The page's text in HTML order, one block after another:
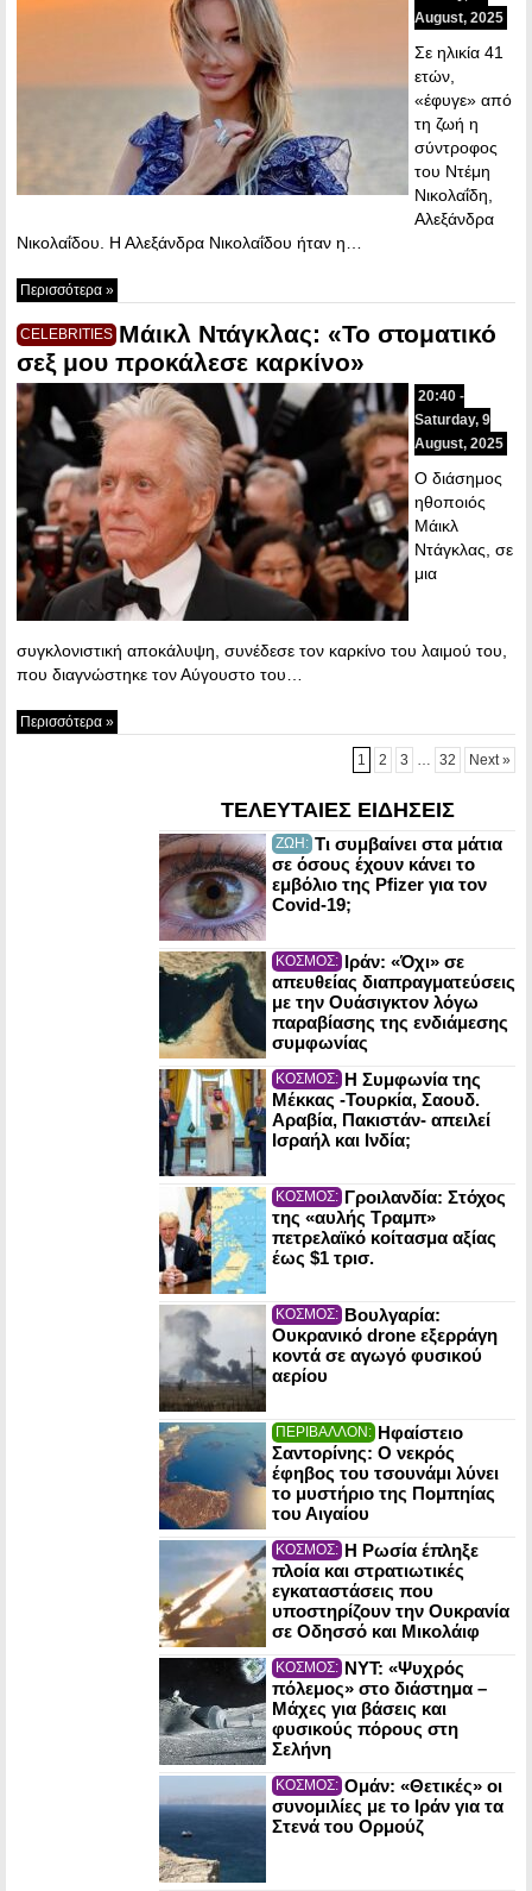
August, 2025
Σε ηλικία 41
ετών,
«έφυγε» από
τη ζωή η
σύντροφος
του Ντέμη
Νικολαΐδη,
Αλεξάνδρα
Νικολαΐδου. Η Αλεξάνδρα Νικολαΐδου ήταν η…
Περισσότερα »
CELEBRITIES Μάικλ Ντάγκλας: «Το στοματικό
σεξ μου προκάλεσε καρκίνο»
20:40 -
Saturday, 9
August, 2025
Ο διάσημος
ηθοποιός
Μάικλ
Ντάγκλας, σε
μια
συγκλονιστική αποκάλυψη, συνέδεσε τον καρκίνο του λαιμού του,
που διαγνώστηκε τον Αύγουστο του…
Περισσότερα »
1 2 3 32 Next »
ΤΕΛΕΥΤΑΙΕΣ ΕΙΔΗΣΕΙΣ
ΖΩΗ: Τι συμβαίνει στα μάτια
σε όσους έχουν κάνει το
εμβόλιο της Pfizer για τον
Covid-19;
ΚΟΣΜΟΣ: Ιράν: «Όχι» σε
απευθείας διαπραγματεύσεις
με την Ουάσιγκτον λόγω
παραβίασης της ενδιάμεσης
συμφωνίας
ΚΟΣΜΟΣ: Η Συμφωνία της
Μέκκας -Τουρκία, Σαουδ.
Αραβία, Πακιστάν- απειλεί
Ισραήλ και Ινδία;
ΚΟΣΜΟΣ: Γροιλανδία: Στόχος
της «αυλής Τραμπ»
πετρελαϊκό κοίτασμα αξίας
έως $1 τρισ.
ΚΟΣΜΟΣ: Βουλγαρία:
Ουκρανικό drone εξερράγη
κοντά σε αγωγό φυσικού
αερίου
ΠΕΡΙΒΑΛΛΟΝ: Ηφαίστειο
Σαντορίνης: Ο νεκρός
έφηβος του τσουνάμι λύνει
το μυστήριο της Πομπηίας
του Αιγαίου
ΚΟΣΜΟΣ: Η Ρωσία έπληξε
πλοία και στρατιωτικές
εγκαταστάσεις που
υποστηρίζουν την Ουκρανία
σε Οδησσό και Μικολάιφ
ΚΟΣΜΟΣ: NYT: «Ψυχρός
πόλεμος» στο διάστημα –
Μάχες για βάσεις και
φυσικούς πόρους στη
Σελήνη
ΚΟΣΜΟΣ: Ομάν: «Θετικές» οι
συνομιλίες με το Ιράν για τα
Στενά του Ορμούζ